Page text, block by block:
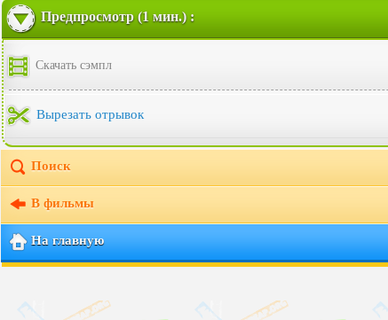
Предпросмотр (1 мин.) :
Скачать сэмпл
Вырезать отрывок
Поиск
В фильмы
На главную